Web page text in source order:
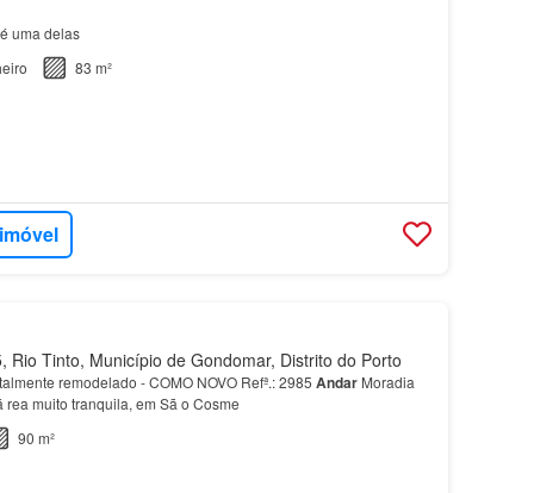
uma delas
83 m²
Rio Tinto, Município de Gondomar, Distrito do Porto
remodelado - COMO NOVO Refª.: 2985 AndarMoradia
muito tranquila, em Sã o Cosme
90 m²